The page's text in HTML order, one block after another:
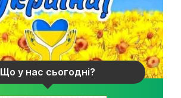
Що у нас сьогодні?